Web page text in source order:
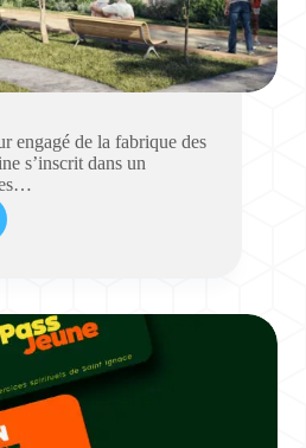
engagé de la fabrique des
s’inscrit dans un